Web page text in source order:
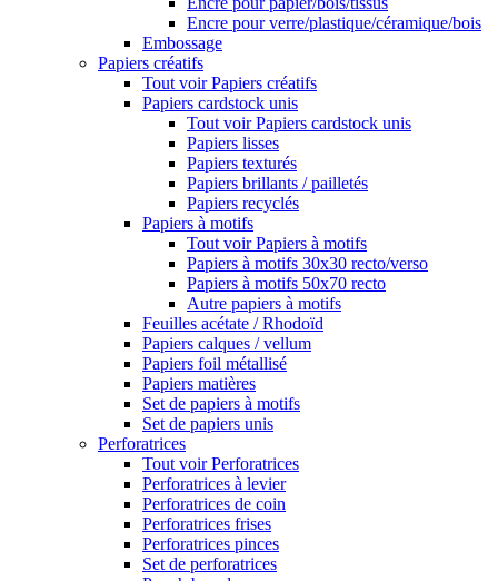
Encre pour verre/plastique/céramique/bois
Embossage
Papiers créatifs
Tout voir Papiers créatifs
Papiers cardstock unis
Tout voir Papiers cardstock unis
Papiers lisses
Papiers texturés
Papiers brillants / pailletés
Papiers recyclés
Papiers à motifs
Tout voir Papiers à motifs
Papiers à motifs 30x30 recto/verso
Papiers à motifs 50x70 recto
Autre papiers à motifs
Feuilles acétate / Rhodoïd
Papiers calques / vellum
Papiers foil métallisé
Papiers matières
Set de papiers à motifs
Set de papiers unis
Perforatrices
Tout voir Perforatrices
Perforatrices à levier
Perforatrices de coin
Perforatrices frises
Perforatrices pinces
Set de perforatrices